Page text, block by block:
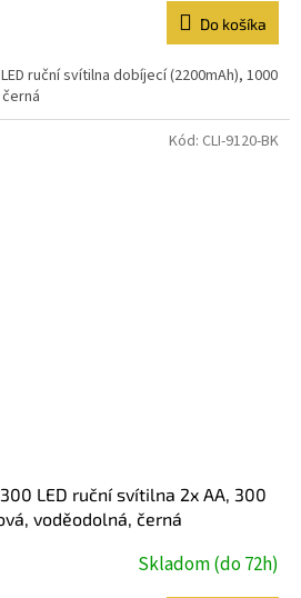
Do košíka
LED ruční svítilna dobíjecí (2200mAh), 1000
300 LED ruční svítilna 2x AA, 300
voděodolná, černá
Skladom (do 72h)
Kód: CLI-9120-BK